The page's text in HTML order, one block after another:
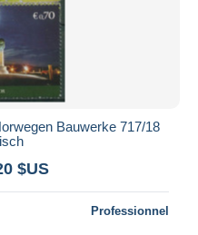
Bauwerke 717/18
$US
Professionnel